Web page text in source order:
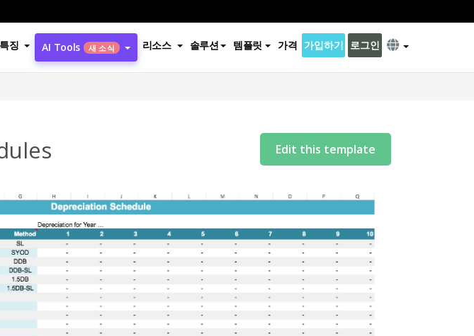
특징 AI Tools 새 소식 리소스 솔루션 템플릿 가격 가입하기 로그인
Edit this template